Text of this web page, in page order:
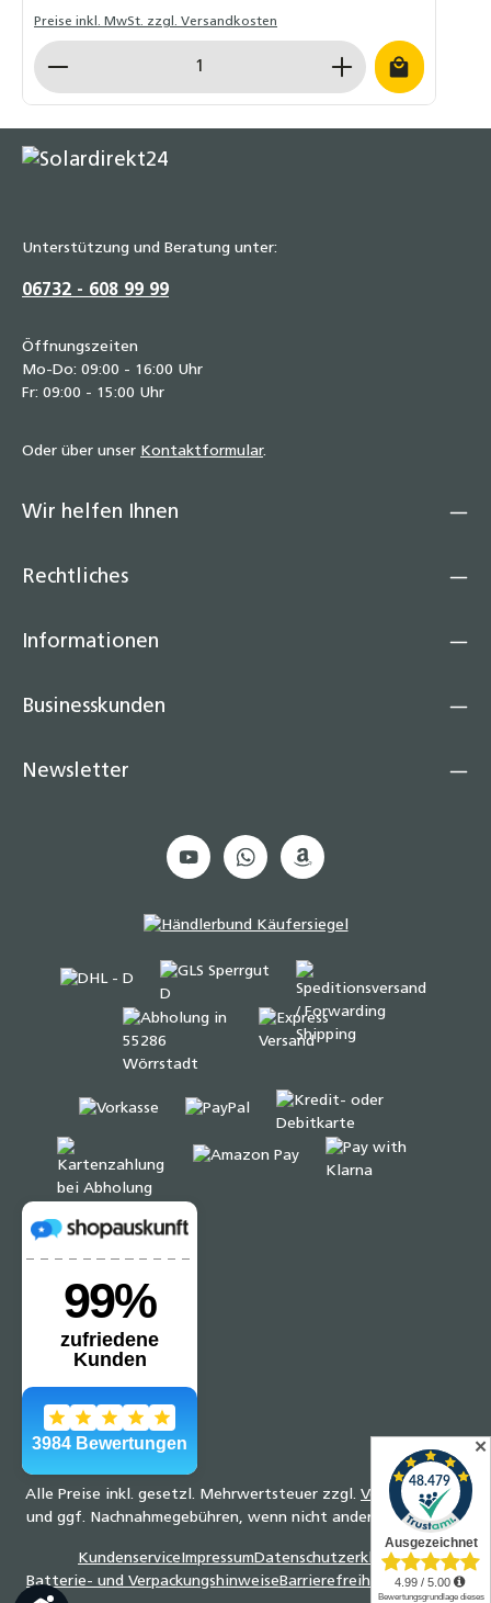
Befestigung für STI FINO Kollektoren Hochwertige
Verarbeitung für langfristigen Einsatz Einfache und
schnelle Montage ⚠️ Hinweis: Dieses Befestigungsset ist
ausschließlich für STI FINO Flachkollektoren geeignet. Für
Kollektoren anderer Hersteller ist dieses Set nicht
Preise inkl. MwSt. zzgl. Versandkosten
Produkt Anzahl: Gib den gewünschten Wert
Unterstützung und Beratung unter:
06732 - 608 99 99
Öffnungszeiten
Mo-Do: 09:00 - 16:00 Uhr
Fr: 09:00 - 15:00 Uhr
Oder über unser Kontaktformular.
Wir helfen Ihnen
Rechtliches
Informationen
Businesskunden
Newsletter
Alle Preise inkl. gesetzl. Mehrwertsteuer zzgl. Versandkosten
und ggf. Nachnahmegebühren, wenn nicht anders angegeben.
KundenserviceImpressumDatenschutzerklärung
Batterie- und VerpackungshinweiseBarrierefreiheitserklärung
✕